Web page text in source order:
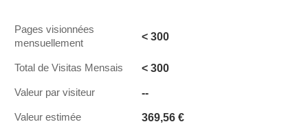
Pages visionnées
mensuellement
< 300
Total de Visitas Mensais < 300
Valeur par visiteur --
Valeur estimée 369,56 €